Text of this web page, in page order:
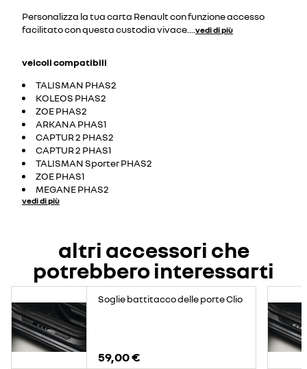
Personalizza la tua carta Renault con funzione accesso
facilitato con questa custodia vivace.
vedi di più
veicoli compatibili
TALISMAN PHAS2
KOLEOS PHAS2
ZOE PHAS2
ARKANA PHAS1
CAPTUR 2 PHAS2
CAPTUR 2 PHAS1
TALISMAN Sporter PHAS2
ZOE PHAS1
MEGANE PHAS2
vedi di più
altri accessori che
potrebbero interessarti
Soglie battitacco delle porte Clio
59,00 €